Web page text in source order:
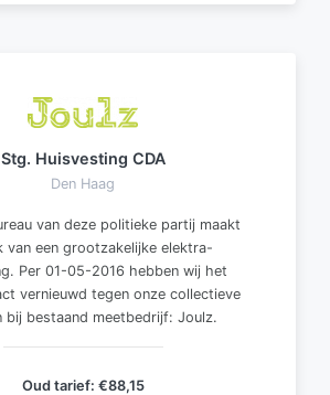
Stg. Huisvesting CDA
Den Haag
van deze politieke partij maakt
van een grootzakelijke elektra-
Per 01-05-2016 hebben wij het
vernieuwd tegen onze collectieve
bij bestaand meetbedrijf: Joulz.
Oud tarief: €88,15